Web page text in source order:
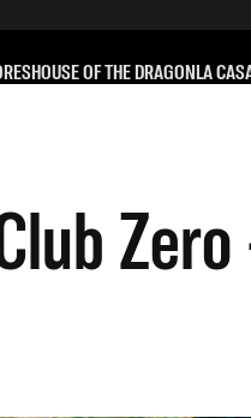
HOUSE OF THE DRAGONLA
Zero